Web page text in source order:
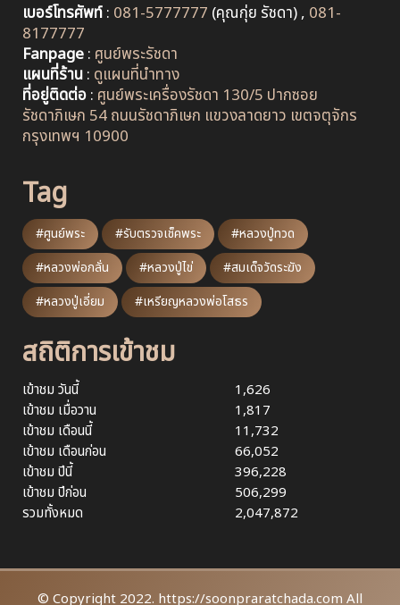
เบอร์โทรศัพท์: 081-5777777 (คุณกุ่ย รัชดา) , 081-
8177777
Fanpage: ศูนย์พระรัชดา
แผนที่ร้าน: ดูแผนที่นำทาง
ที่อยู่ติดต่อ: ศูนย์พระเครื่องรัชดา 130/5 ปากซอย
รัชดาภิเษก 54 ถนนรัชดาภิเษก แขวงลาดยาว เขตจตุจักร
กรุงเทพฯ 10900
Tag
#ศูนย์พระ #รับตรวจเช็คพระ
#หลวงปู่ทวด
#หลวงพ่อกลั่น
#หลวงปู่ไข่
#สมเด็จวัดระฆัง
#หลวงปู่เอี่ยม
#เหรียญหลวงพ่อโสธร
สถิติการเข้าชม
เข้าชม วันนี้
1,626
เข้าชม เมื่อวาน
1,817
เข้าชม เดือนนี้
11,732
เข้าชม เดือนก่อน
66,052
เข้าชม ปีนี้
396,228
เข้าชม ปีก่อน
506,299
รวมทั้งหมด
2,047,872
© Copyright 2022. https://soonpraratchada.com All